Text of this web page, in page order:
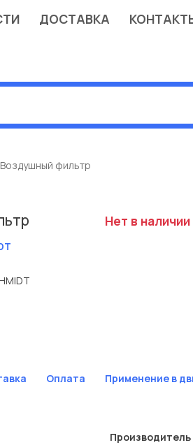
ДОСТАВКА
Воздушный фильтр
Нет в наличии
Оплата Применение в
Производитель